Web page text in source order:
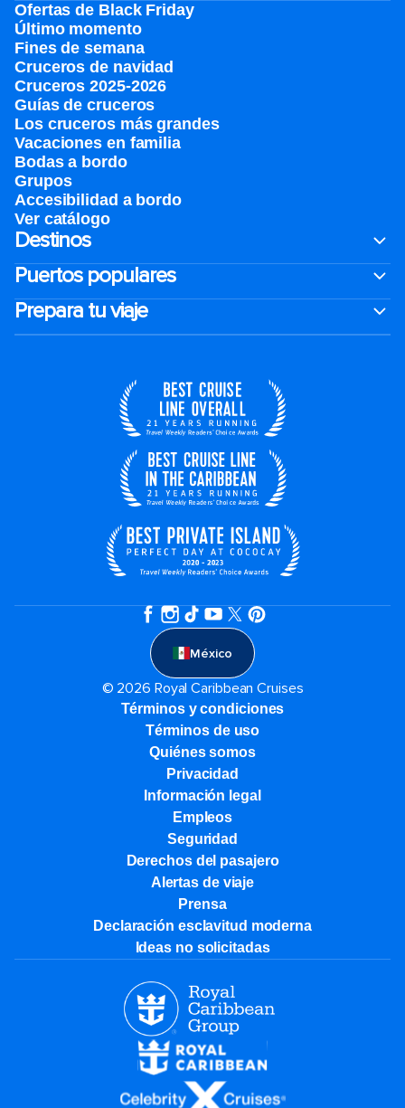
Ofertas de Black Friday
Último momento
Fines de semana
Cruceros de navidad
Cruceros 2025-2026
Guías de cruceros
Los cruceros más grandes
Vacaciones en familia
Bodas a bordo
Grupos
Accesibilidad a bordo
Ver catálogo
Destinos
Puertos populares
Prepara tu viaje
México
© 2026 Royal Caribbean Cruises
Términos y condiciones
Términos de uso
Quiénes somos
Privacidad
Información legal
Empleos
Seguridad
Derechos del pasajero
Alertas de viaje
Prensa
Declaración esclavitud moderna
Ideas no solicitadas